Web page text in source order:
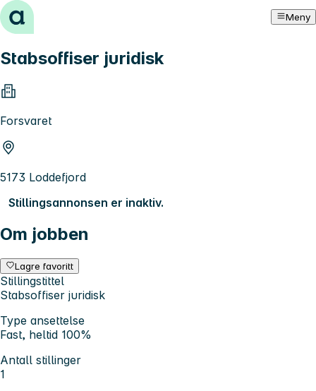
Hopp til innhold Meny
Stabsoffiser juridisk
Forsvaret
5173 Loddefjord
Stillingsannonsen er inaktiv.
Om jobben
Lagre favoritt
Stillingstittel
Stabsoffiser juridisk
Type ansettelse
Fast, heltid 100%
Antall stillinger
1